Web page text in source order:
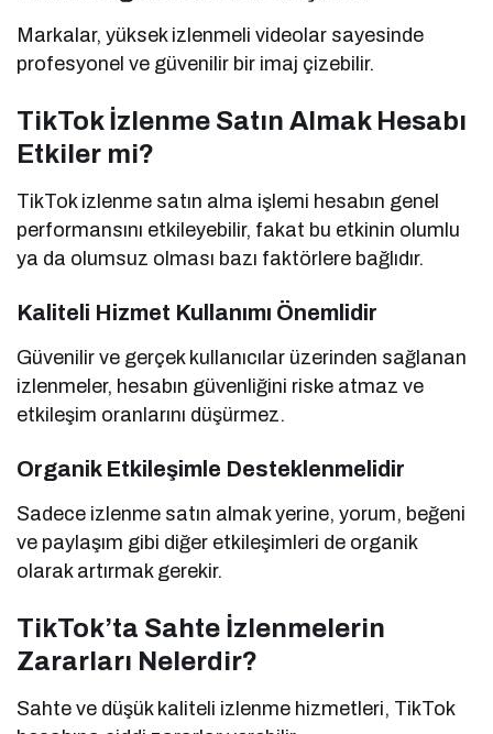
Markalar, yüksek izlenmeli videolar sayesinde
profesyonel ve güvenilir bir imaj çizebilir.
TikTok İzlenme Satın Almak Hesabı
Etkiler mi?
TikTok izlenme satın alma işlemi hesabın genel
performansını etkileyebilir, fakat bu etkinin olumlu
ya da olumsuz olması bazı faktörlere bağlıdır.
Kaliteli Hizmet Kullanımı Önemlidir
Güvenilir ve gerçek kullanıcılar üzerinden sağlanan
izlenmeler, hesabın güvenliğini riske atmaz ve
etkileşim oranlarını düşürmez.
Organik Etkileşimle Desteklenmelidir
Sadece izlenme satın almak yerine, yorum, beğeni
ve paylaşım gibi diğer etkileşimleri de organik
olarak artırmak gerekir.
TikTok’ta Sahte İzlenmelerin
Zararları Nelerdir?
Sahte ve düşük kaliteli izlenme hizmetleri, TikTok